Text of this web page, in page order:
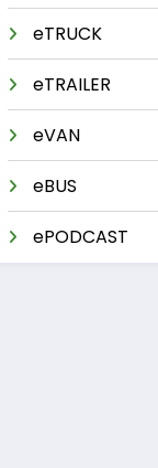
eTRUCK
eTRAILER
eVAN
eBUS
ePODCAST